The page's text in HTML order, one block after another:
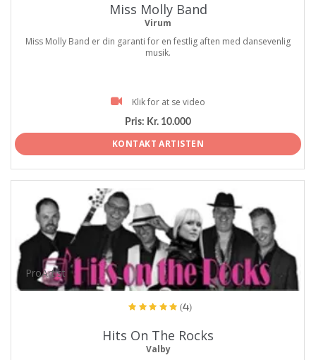
Miss Molly Band
Virum
Miss Molly Band er din garanti for en festlig aften med dansevenlig
musik.
Klik for at se video
Pris: Kr. 10.000
KONTAKT ARTISTEN
ProArtist
(4)
Hits On The Rocks
Valby